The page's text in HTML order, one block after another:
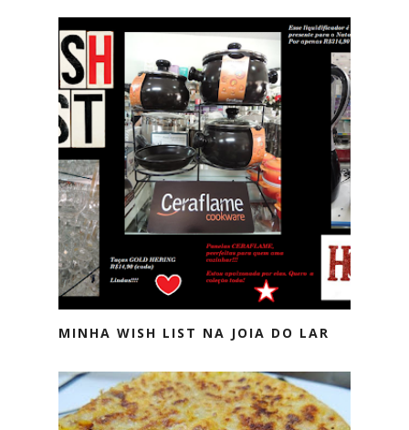
MINHA WISH LIST NA JOIA DO LAR